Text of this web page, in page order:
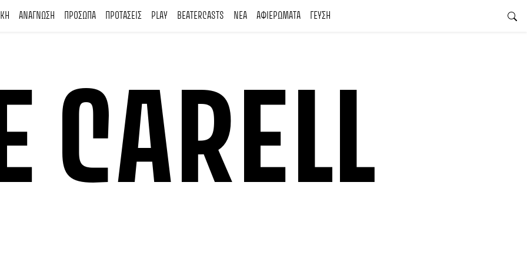
ΑΝΑΓΝΩΣΗ ΠΡΟΣΩΠΑ ΠΡΟΤΑΣΕΙΣ PLAY BEATERCASTS ΝΕΑ ΑΦΙΕΡΩΜΑΤΑ ΓΕΥΣΗ
CARELL